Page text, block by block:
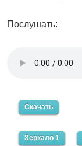
Послушать:
Скачать
Зеркало 1